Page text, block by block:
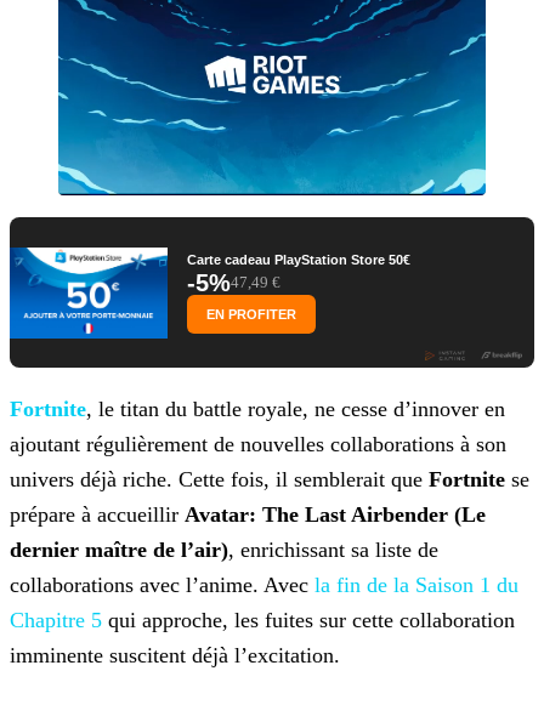
Carte cadeau PlayStation Store 50€
-5%47,49 €
EN PROFITER
Fortnite, le titan du battle royale, ne cesse d’innover en
ajoutant régulièrement de nouvelles collaborations à son
univers déjà riche. Cette fois, il semblerait que Fortnite se
prépare à accueillir Avatar: The Last Airbender (Le
dernier maître de l’air), enrichissant sa liste de
collaborations avec l’anime. Avec la fin de la Saison 1 du
Chapitre 5 qui approche, les fuites sur cette collaboration
imminente suscitent déjà l’excitation.